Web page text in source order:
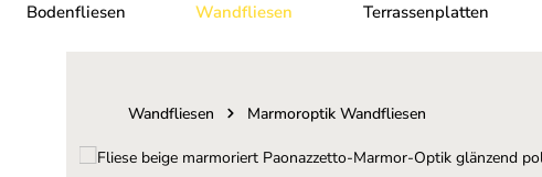
Bodenfliesen Wandfliesen Terrassenplatten
Wandfliesen Marmoroptik Wandfliesen
Bildergalerie überspringen